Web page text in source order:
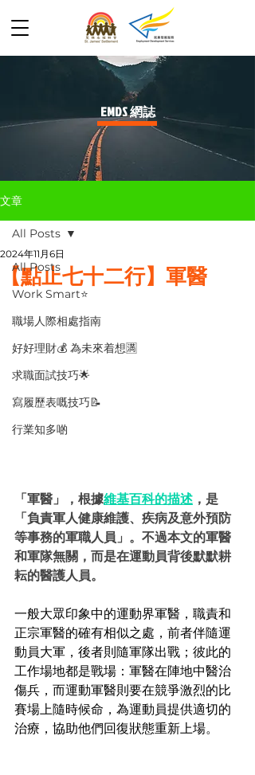
​EMDS 網誌
文章
All Posts
Work Smart⭐️
職場人際相處指南
好好理財💰 為未來着想🈵
求職面試技巧🌟
寫履歷表嘅技巧📝
行業知多啲
All Posts
【點止七十二行】軍醫
2024年11月6日
「軍醫」，根據維基百科的描述 ，是
「負責軍人健康維護、疾病及意外預防
等事務的軍職人員」。不過本文的軍醫
和軍隊無關，而是在運動員背後默默耕
耘的醫護人員。
一般大眾印象中的運動界軍醫，職責和
正宗軍醫的確有相似之處，前者伴隨運
動員大軍，後者則隨軍隊出戰；彼此的
工作場地都是戰場：軍醫在陣地中醫治
傷兵，而運動軍醫則要在競爭激烈的比
賽場上隨時候命，為運動員提供適切的
治療，協助他們回復狀態重新上場。